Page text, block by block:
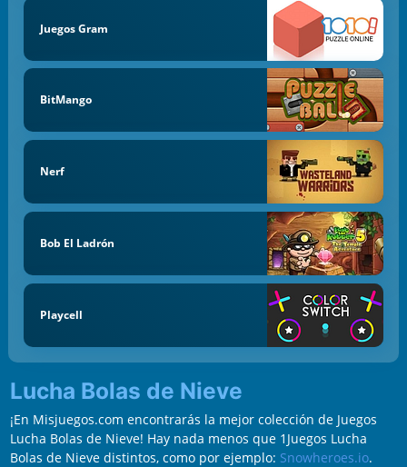
Juegos Gram
BitMango
Nerf
Bob El Ladrón
Playcell
Lucha Bolas de Nieve
¡En Misjuegos.com encontrarás la mejor colección de Juegos
Lucha Bolas de Nieve! Hay nada menos que 1Juegos Lucha
Bolas de Nieve distintos, como por ejemplo: Snowheroes.io.